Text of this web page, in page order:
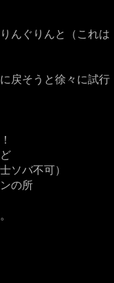
んぐりんと（これは
戻そうと徐々に試行
ソバ不可）
の所